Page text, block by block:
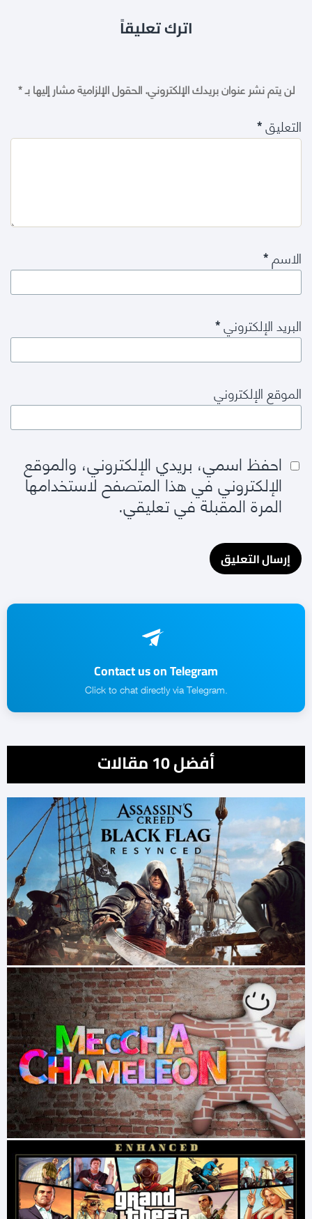
اترك تعليقاً
لن يتم نشر عنوان بريدك الإلكتروني.الحقول الإلزامية مشار إليها بـ*
التعليق*
الاسم*
البريد الإلكتروني*
الموقع الإلكتروني
احفظ اسمي، بريدي الإلكتروني، والموقع
الإلكتروني في هذا المتصفح لاستخدامها
المرة المقبلة في تعليقي.
Contact us on Telegram
.Click to chat directly via Telegram
أفضل 10 مقالات